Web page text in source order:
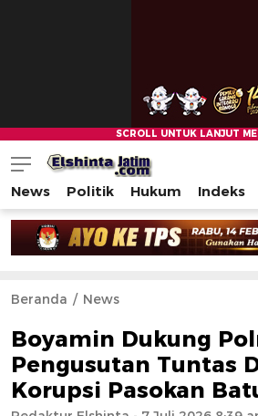
News Politik Hukum Indeks
Beranda News
Boyamin Dukung
Pengusutan Tuntas
Korupsi Pasokan